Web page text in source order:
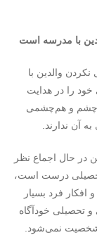
با مدرسه است
والدین با
را در هدایت
چشم و هم‌چشمی
آن ندارند.
در حال اجماع نظر
تحصیلی درست است،
فرد بسیار
تحصیلی خودآگاه
شخصیت نمی‌شود.